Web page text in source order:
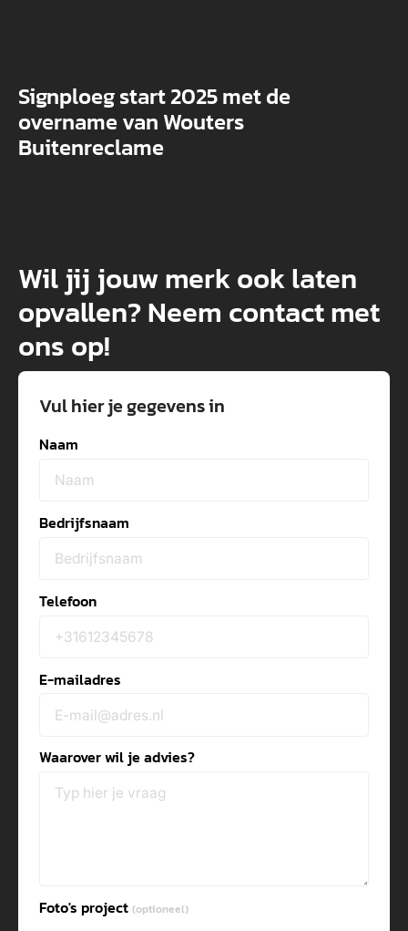
Signploeg start 2025 met de
overname van Wouters
Buitenreclame
Wil jij jouw merk ook laten
opvallen? Neem contact met
ons op!
Vul hier je gegevens in
Naam
Bedrijfsnaam
Telefoon
E-mailadres
Waarover wil je advies?
Foto's project(optioneel)